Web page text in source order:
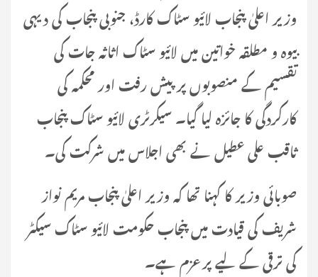
وزیر اعلیٰ پنجاب لائیو سٹاک کارڈ، جنوبی پنجاب کی دیہی
بیوہ و مطلقہ خواتین میں لائیو سٹاک اثاثہ جات کی
تقسیم کے منصوبوں پر پیش رفت اور محکمہ کی
کارکردگی کا جائزہ لیا گیا۔ سیکرٹری لائیو سٹاک پنجاب
ثاقب علی عطیل نے بھی اجلاس میں شرکت کی۔
صوبائی وزیر کا کہنا تھا کہ وزیر اعلیٰ پنجاب مریم نواز
شریف کی قیادت میں پنجاب حکومت لائیو سٹاک سیکٹر
کی ترقی کے لیے پرعزم ہے۔